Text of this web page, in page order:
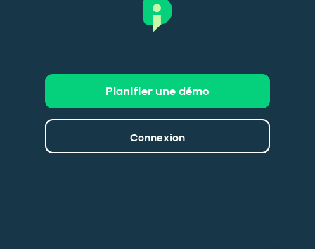
Connexion
Planifier une démo